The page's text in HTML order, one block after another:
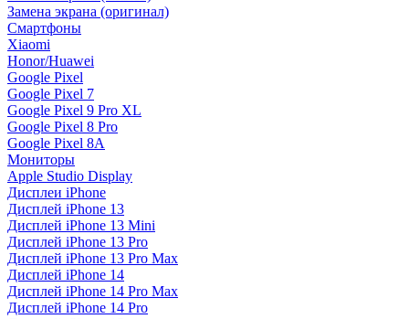
Замена экрана (оригинал)
Смартфоны
Xiaomi
Honor/Huawei
Google Pixel
Google Pixel 7
Google Pixel 9 Pro XL
Google Pixel 8 Pro
Google Pixel 8A
Мониторы
Apple Studio Display
Дисплеи iPhone
Дисплей iPhone 13
Дисплей iPhone 13 Mini
Дисплей iPhone 13 Pro
Дисплей iPhone 13 Pro Max
Дисплей iPhone 14
Дисплей iPhone 14 Pro Max
Дисплей iPhone 14 Pro